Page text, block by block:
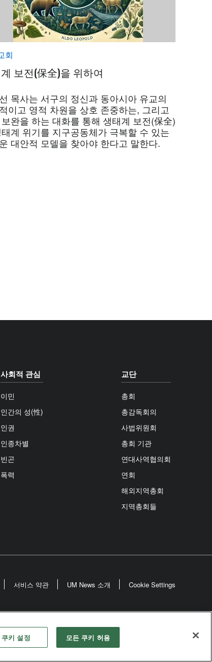
회
보전(保全)을 위하여
목사는 서구의 정신과 동아시아 유교의
이고 영적 차원을 상호 존중하는, 그리고
완을 하는 대화를 통해 생태계 보전(保全)
계 위기를 지구공동체가 극복할 수 있는
대안적 모델을 찾아야 한다고 말한다.
사회적 관심
이민
인간의 성(性)
인권
인종차별
빈곤
폭력
교단
총회
총감독회의
사법위원회
총회 기관
연대사역협의회
연회
해외지역총회
지역총회들
서비스 약관 UM News 소개 Cookie Settings
쿠키 설정 모든 쿠키 허용